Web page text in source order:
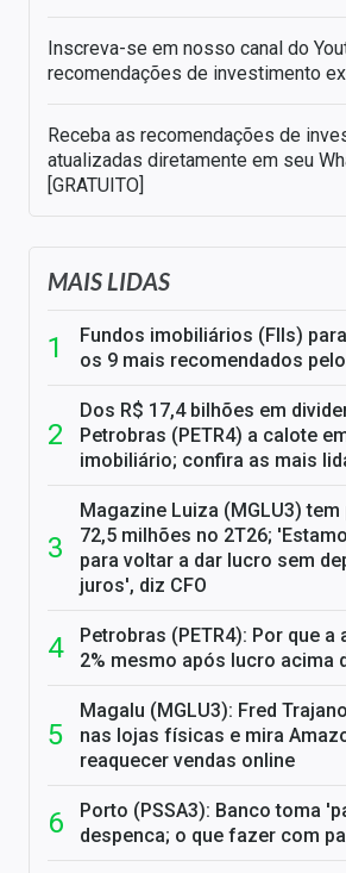
Inscreva-se em nosso canal do
recomendações de investimento
Receba as recomendações de
atualizadas diretamente em seu
[GRATUITO]
MAIS LIDAS
Fundos imobiliários (FIIs)
os 9 mais recomendados
Dos R$ 17,4 bilhões em
Petrobras (PETR4) a calote
imobiliário; confira as mais
Magazine Luiza (MGLU3)
72,5 milhões no 2T26;
para voltar a dar lucro sem
juros', diz CFO
Petrobras (PETR4): Por que a
2% mesmo após lucro acima
Magalu (MGLU3): Fred
nas lojas físicas e mira
reaquecer vendas online
Porto (PSSA3): Banco toma
despenca; o que fazer com